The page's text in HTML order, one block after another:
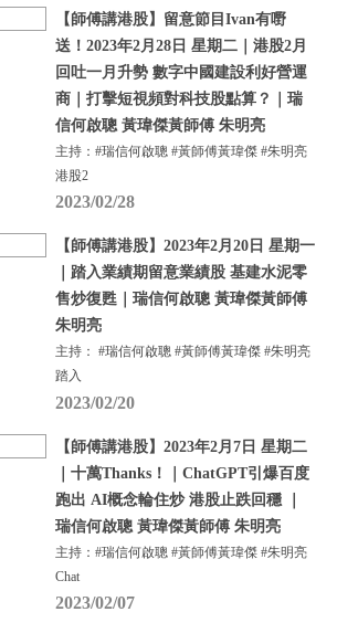
【師傅講港股】留意節目Ivan有嘢
送！2023年2月28日 星期二｜港股2月
回吐一月升勢 數字中國建設利好營運
商｜打擊短視頻對科技股點算？｜瑞
信何啟聰 黃瑋傑黃師傅 朱明亮
主持：#瑞信何啟聰 #黃師傅黃瑋傑 #朱明亮
港股2
2023/02/28
【師傅講港股】2023年2月20日 星期一
｜踏入業績期留意業績股 基建水泥零
售炒復甦｜瑞信何啟聰 黃瑋傑黃師傅
朱明亮
主持： #瑞信何啟聰 #黃師傅黃瑋傑 #朱明亮
踏入
2023/02/20
【師傅講港股】2023年2月7日 星期二
｜十萬Thanks！｜ChatGPT引爆百度
跑出 AI概念輪住炒 港股止跌回穩 ｜
瑞信何啟聰 黃瑋傑黃師傅 朱明亮
主持：#瑞信何啟聰 #黃師傅黃瑋傑 #朱明亮
Chat
2023/02/07